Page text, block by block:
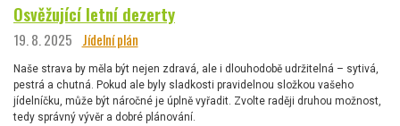
Osvěžující letní dezerty
19. 8. 2025 Jídelní plán
Naše strava by měla být nejen zdravá, ale i dlouhodobě udržitelná – sytivá,
pestrá a chutná. Pokud ale byly sladkosti pravidelnou složkou vašeho
jídelníčku, může být náročné je úplně vyřadit. Zvolte raději druhou možnost,
tedy správný vývěr a dobré plánování.